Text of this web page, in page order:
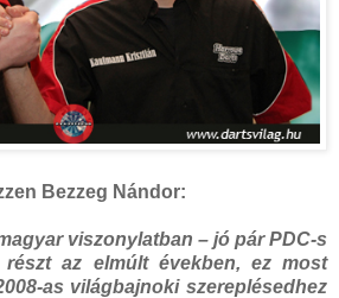
Bezzeg Nándor:
viszonylatban – jó pár PDC-s
részt az elmúlt években, ez most
as világbajnoki szereplésedhez